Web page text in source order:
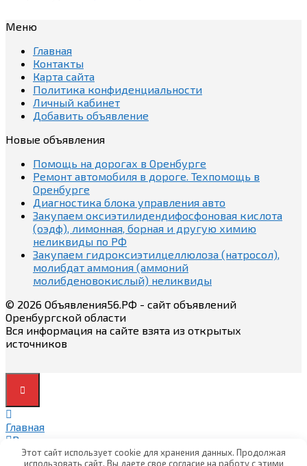
Меню
Главная
Контакты
Карта сайта
Политика конфиденциальности
Личный кабинет
Добавить объявление
Новые объявления
Помощь на дорогах в Оренбурге
Ремонт автомобиля в дороге. Техпомощь в
Оренбурге
Диагностика блока управления авто
Закупаем оксиэтилидендифосфоновая кислота
(оэдф), лимонная, борная и другую химию
неликвиды по РФ
Закупаем гидроксиэтилцеллюлоза (натросол),
молибдат аммония (аммоний
молибденовокислый) неликвиды
© 2026 Объявления56.РФ - сайт объявлений
Оренбургской области
Вся информация на сайте взята из открытых
источников
Главная
Вход
ВходЭтот сайт использует cookie для хранения данных. Продолжая
использовать сайт, Вы даете свое согласие на работу с этими